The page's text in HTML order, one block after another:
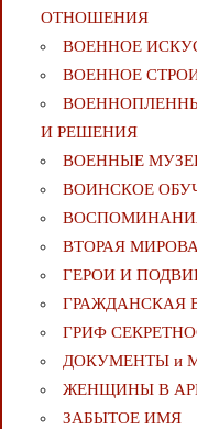
ОТНОШЕНИЯ
ВОЕННОЕ
ВОЕННОЕ
И РЕШЕНИЯ
ВОЕННЫЕ
ВОИНСКОЕ
ВТОРАЯ
ГЕРОИ И
ГРАЖДАНСКАЯ
ГРИФ
ДОКУМЕНТЫ и
ЖЕНЩИНЫ В
ЗАБЫТОЕ ИМЯ